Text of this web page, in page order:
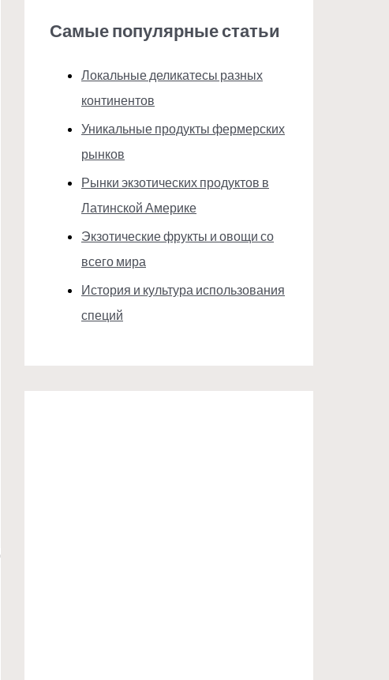
Самые популярные статьи
Локальные деликатесы разных
континентов
Уникальные продукты фермерских
рынков
Рынки экзотических продуктов в
Латинской Америке
Экзотические фрукты и овощи со
всего мира
История и культура использования
специй